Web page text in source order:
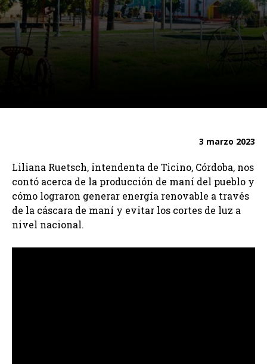
3 marzo 2023
Liliana Ruetsch, intendenta de Ticino, Córdoba, nos
contó acerca de la producción de maní del pueblo y
cómo lograron generar energía renovable a través
de la cáscara de maní y evitar los cortes de luz a
nivel nacional.